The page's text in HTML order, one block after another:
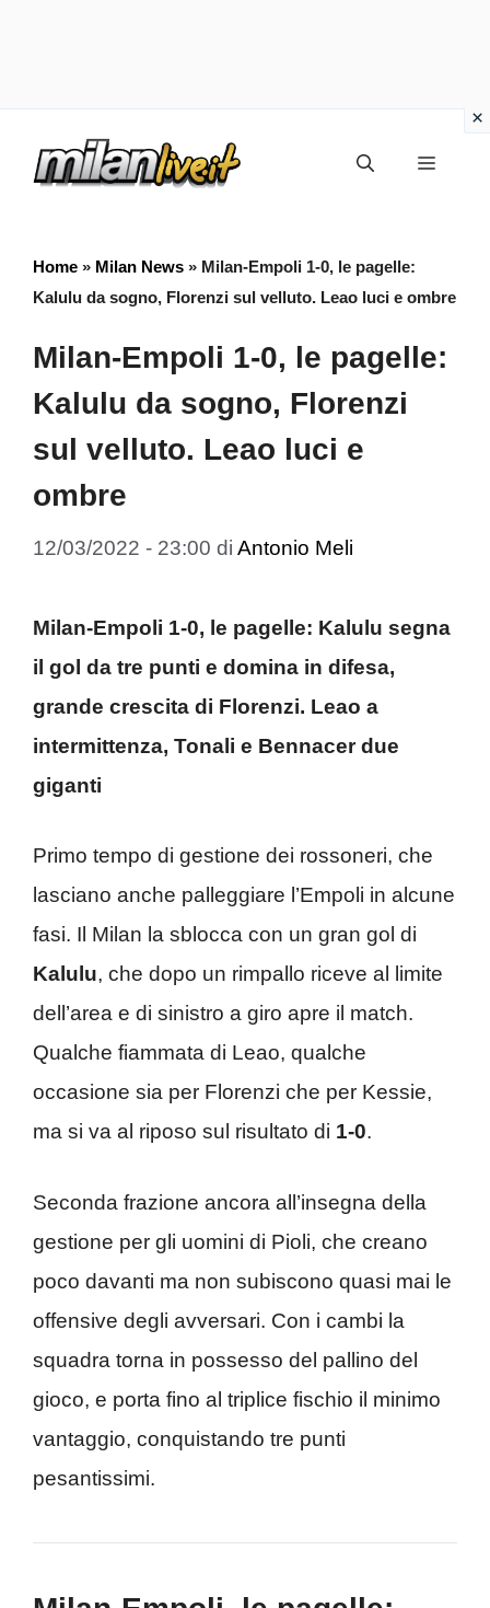
Menu
Home » Milan News » Milan-Empoli 1-0, le pagelle:
Kalulu da sogno, Florenzi sul velluto. Leao luci e ombre
Milan-Empoli 1-0, le pagelle:
Kalulu da sogno, Florenzi
sul velluto. Leao luci e
ombre
12/03/2022 - 23:00 di Antonio Meli
Milan-Empoli 1-0, le pagelle: Kalulu segna
il gol da tre punti e domina in difesa,
grande crescita di Florenzi. Leao a
intermittenza, Tonali e Bennacer due
giganti
Primo tempo di gestione dei rossoneri, che
lasciano anche palleggiare l’Empoli in alcune
fasi. Il Milan la sblocca con un gran gol di
Kalulu, che dopo un rimpallo riceve al limite
dell’area e di sinistro a giro apre il match.
Qualche fiammata di Leao, qualche
occasione sia per Florenzi che per Kessie,
ma si va al riposo sul risultato di 1-0.
Seconda frazione ancora all’insegna della
gestione per gli uomini di Pioli, che creano
poco davanti ma non subiscono quasi mai le
offensive degli avversari. Con i cambi la
squadra torna in possesso del pallino del
gioco, e porta fino al triplice fischio il minimo
vantaggio, conquistando tre punti
pesantissimi.